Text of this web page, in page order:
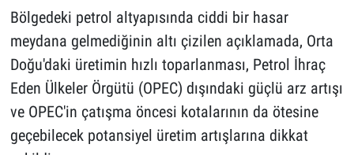
Bölgedeki petrol altyapısında ciddi bir hasar
meydana gelmediğinin altı çizilen açıklamada, Orta
Doğu'daki üretimin hızlı toparlanması, Petrol İhraç
Eden Ülkeler Örgütü (OPEC) dışındaki güçlü arz artışı
ve OPEC'in çatışma öncesi kotalarının da ötesine
geçebilecek potansiyel üretim artışlarına dikkat